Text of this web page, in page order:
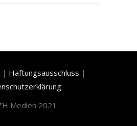
| Haftungsausschluss |
Medien 2021